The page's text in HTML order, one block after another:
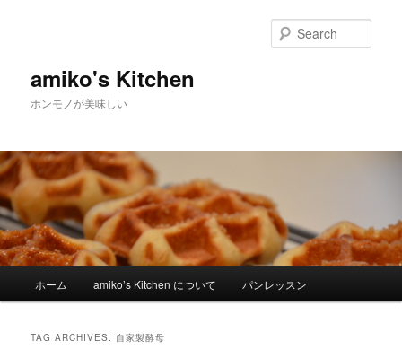
amiko's Kitchen
ホンモノが美味しい
Skip to primary content
Skip to secondary content
ホーム amiko’s Kitchen について パンレッスン
TAG ARCHIVES: 自家製酵母